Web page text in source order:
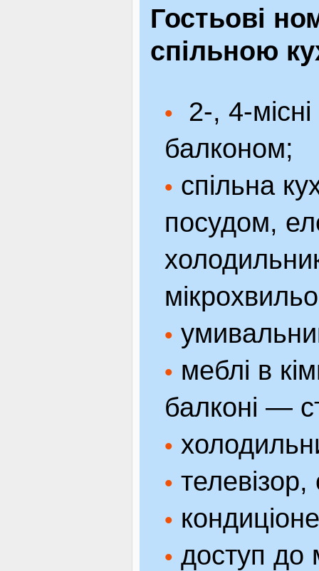
Гостьові
спільною
•
2-, 4-
балконом;
• спільна
посудом,
•
• меблі в
балконi —
•
•
•
• доступ до